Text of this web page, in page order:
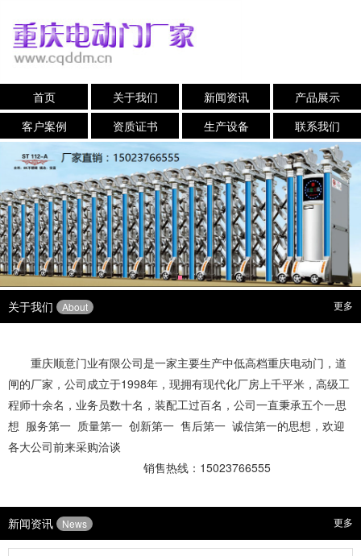
首页 关于我们 新闻资讯
产品展示
客户案例
资质证书 生产设备 联系我们
关于我们 About 更多
重庆顺意门业有限公司是一家主要生产中低高档重庆电动门 ，道
闸的厂家，公司成立于1998年，现拥有现代化厂房上千平米，高级工
程师十余名，业务员数十名，装配工过百名，公司一直秉承五个一思
想 服务第一 质量第一 创新第一 售后第一 诚信第一的思想，欢迎
各大公司前来采购洽谈
销售热线：15023766555
新闻资讯 News 更多